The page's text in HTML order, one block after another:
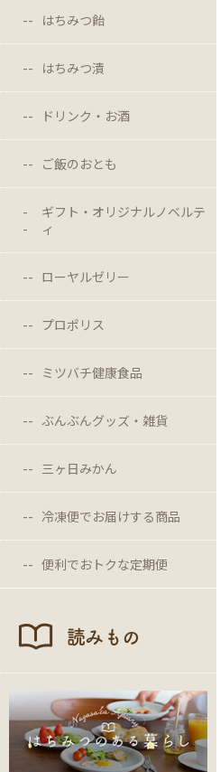
はちみつ飴
はちみつ漬
ドリンク・お酒
ご飯のおとも
ギフト・オリジナルノベルテ
ィ
ローヤルゼリー
プロポリス
ミツバチ健康食品
ぶんぶんグッズ・雑貨
三ヶ日みかん
冷凍便でお届けする商品
便利でおトクな定期便
読みもの